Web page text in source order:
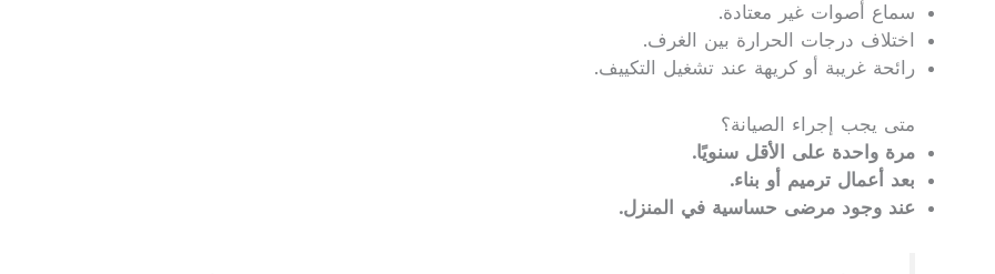
سماع أصوات غير معتادة.
اختلاف درجات الحرارة بين الغرف.
رائحة غريبة أو كريهة عند تشغيل التكييف.
متى يجب إجراء الصيانة؟
مرة واحدة على الأقل سنويًا.
بعد أعمال ترميم أو بناء.
عند وجود مرضى حساسية في المنزل.